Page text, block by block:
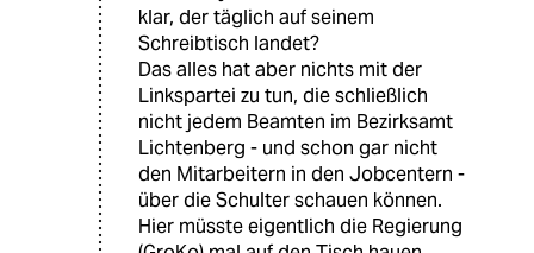
klar, der täglich auf seinem
Schreibtisch landet?
Das alles hat aber nichts mit der
Linkspartei zu tun, die schließlich
nicht jedem Beamten im Bezirksamt
Lichtenberg - und schon gar nicht
den Mitarbeitern in den Jobcentern -
über die Schulter schauen können.
Hier müsste eigentlich die Regierung